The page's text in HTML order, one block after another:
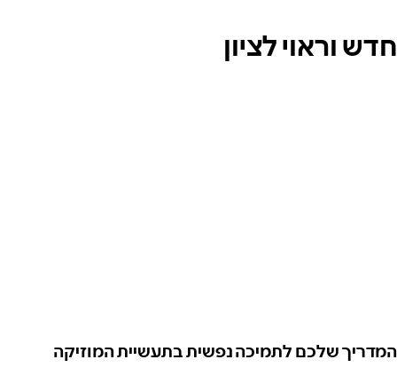
חדש וראוי לציון
המדריך שלכם לתמיכה נפשית בתעשיית המוזיקה